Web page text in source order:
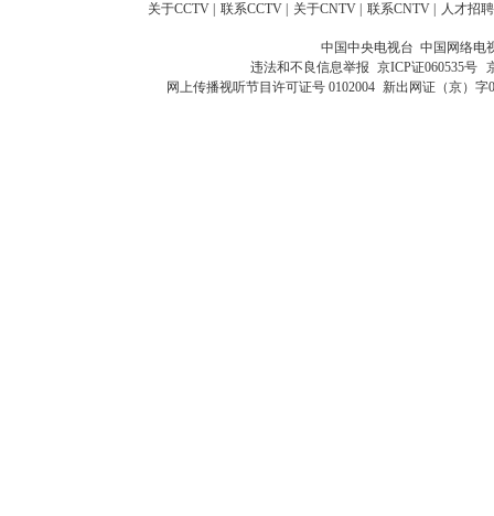
关于CCTV 联系CCTV 关于CNTV 联系CNTV 人才招聘
中国中央电视台 中国网络电
违法和不良信息举报 京ICP证060535号
网上传播视听节目许可证号 0102004 新出网证（京）